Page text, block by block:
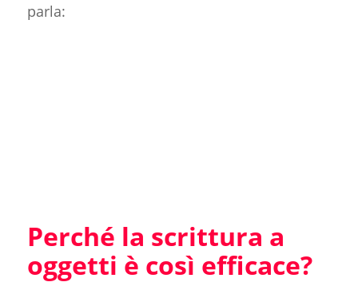
parla:
Perché la scrittura a
oggetti è così efficace?